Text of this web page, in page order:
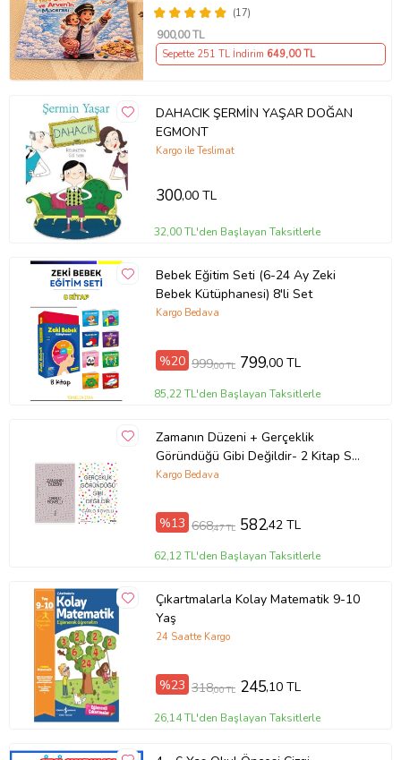
(17)
900,00 TL
Sepette 251 TL İndirim 649,00 TL
DAHACIK ŞERMİN YAŞAR DOĞAN
EGMONT
Kargo ile Teslimat
300,00 TL
32,00 TL'den Başlayan Taksitlerle
Bebek Eğitim Seti (6-24 Ay Zeki
Bebek Kütüphanesi) 8'li Set
Kargo Bedava
%20 999,00 TL 799,00 TL
85,22 TL'den Başlayan Taksitlerle
Zamanın Düzeni + Gerçeklik
Göründüğü Gibi Değildir- 2 Kitap Set
- Iş Bankası Özel Set Zamanın
Kargo Bedava
%13 668,47 TL 582,42 TL
62,12 TL'den Başlayan Taksitlerle
Çıkartmalarla Kolay Matematik 9-10
Yaş
24 Saatte Kargo
%23 318,00 TL 245,10 TL
26,14 TL'den Başlayan Taksitlerle